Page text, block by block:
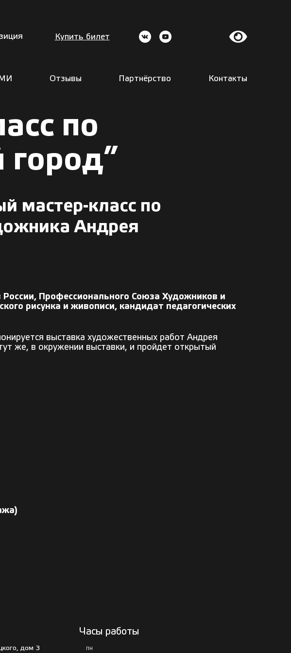
Купить билет
Отзывы Партнёрство Контакты
по
мастер-класс по
Андрея
Профессионального Союза Художников и
рисунка и живописи, кандидат педагогических
выставка художественных работ Андрея
же, в окружении выставки, и пройдет открытый
дом 3
Часы работы
ПН